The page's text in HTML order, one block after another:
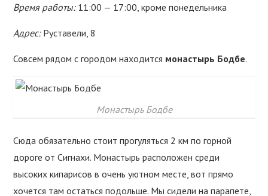
Время работы:11:00 — 17:00, кроме понедельника
Адрес:Руставели, 8
Совсем рядом с городом находится монастырь Бодбе.
Монастырь Бодбе
Сюда обязательно стоит прогуляться 2 км по горной
дороге от Сигнахи. Монастырь расположен среди
высоких кипарисов в очень уютном месте, вот прямо
хочется там остаться подольше. Мы сидели на парапете,